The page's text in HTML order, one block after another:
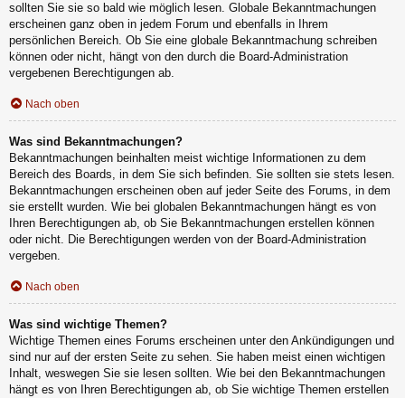
sollten Sie sie so bald wie möglich lesen. Globale Bekanntmachungen
erscheinen ganz oben in jedem Forum und ebenfalls in Ihrem
persönlichen Bereich. Ob Sie eine globale Bekanntmachung schreiben
können oder nicht, hängt von den durch die Board-Administration
vergebenen Berechtigungen ab.
Nach oben
Was sind Bekanntmachungen?
Bekanntmachungen beinhalten meist wichtige Informationen zu dem
Bereich des Boards, in dem Sie sich befinden. Sie sollten sie stets lesen.
Bekanntmachungen erscheinen oben auf jeder Seite des Forums, in dem
sie erstellt wurden. Wie bei globalen Bekanntmachungen hängt es von
Ihren Berechtigungen ab, ob Sie Bekanntmachungen erstellen können
oder nicht. Die Berechtigungen werden von der Board-Administration
vergeben.
Nach oben
Was sind wichtige Themen?
Wichtige Themen eines Forums erscheinen unter den Ankündigungen und
sind nur auf der ersten Seite zu sehen. Sie haben meist einen wichtigen
Inhalt, weswegen Sie sie lesen sollten. Wie bei den Bekanntmachungen
hängt es von Ihren Berechtigungen ab, ob Sie wichtige Themen erstellen